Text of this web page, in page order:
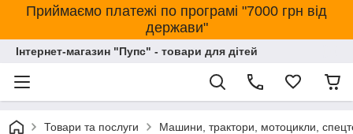
Приймаємо платежі по програмі "7000 грн від
держави"
Інтернет-магазин "Пупс" - товари для дітей
Товари та послуги Машини, трактори, мотоцикли,